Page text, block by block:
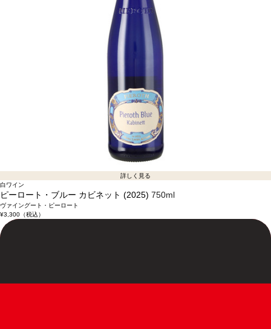
詳しく見る
白ワイン
ピーロート・ブルー カビネット (2025) 750ml
ヴァイングート・ピーロート
¥3,300（税込）